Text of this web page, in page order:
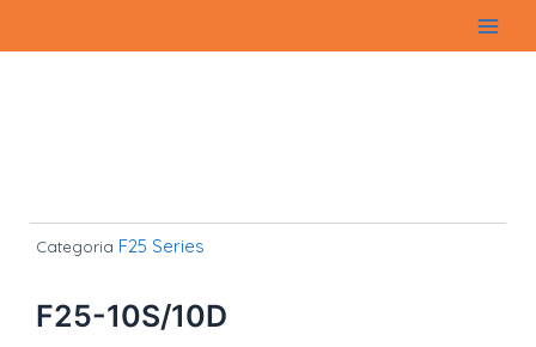
Main
Categoria F25 Series
F25-10S/10D